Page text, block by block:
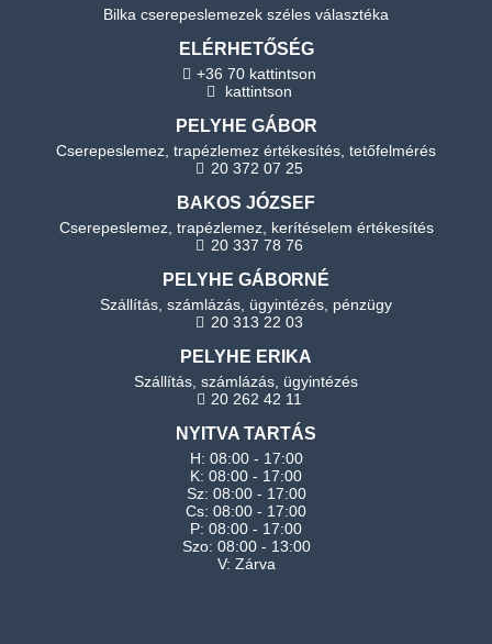
Bilka cserepeslemezek széles választéka
ELÉRHETŐSÉG
+36 70 kattintson
kattintson
PELYHE GÁBOR
Cserepeslemez, trapézlemez értékesítés, tetőfelmérés
20 372 07 25
BAKOS JÓZSEF
Cserepeslemez, trapézlemez, kerítéselem értékesítés
20 337 78 76
PELYHE GÁBORNÉ
Szállítás, számlázás, ügyintézés, pénzügy
20 313 22 03
PELYHE ERIKA
Szállítás, számlázás, ügyintézés
20 262 42 11
NYITVA TARTÁS
H: 08:00 - 17:00
K: 08:00 - 17:00
Sz: 08:00 - 17:00
Cs: 08:00 - 17:00
P: 08:00 - 17:00
Szo: 08:00 - 13:00
V: Zárva